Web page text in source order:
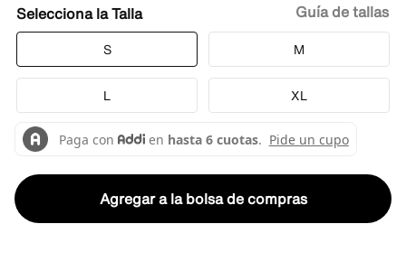
Talla
S M
L XL
Guía de tallas
Agregar a la bolsa de compras